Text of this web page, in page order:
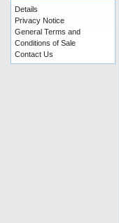
Details
Privacy Notice
General Terms and
Conditions of Sale
Contact Us